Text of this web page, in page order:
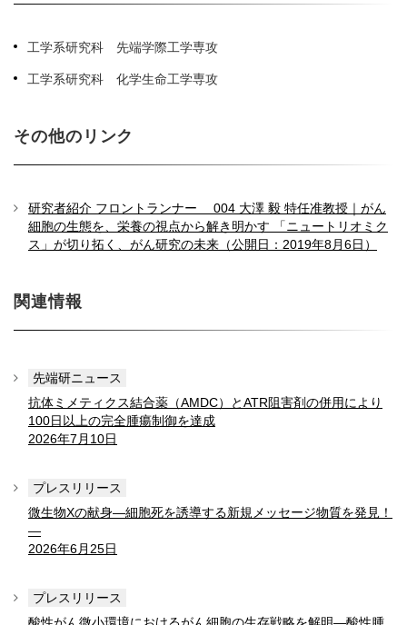
工学系研究科 先端学際工学専攻
工学系研究科 化学生命工学専攻
その他のリンク
研究者紹介 フロントランナー 004 大澤 毅 特任准教授｜がん
細胞の生態を、栄養の視点から解き明かす 「ニュートリオミク
ス」が切り拓く、がん研究の未来（公開日：2019年8月6日）
関連情報
先端研ニュース
抗体ミメティクス結合薬（AMDC）とATR阻害剤の併用により
100日以上の完全腫瘍制御を達成
2026年7月10日
プレスリリース
微生物Xの献身―細胞死を誘導する新規メッセージ物質を発見！
―
2026年6月25日
プレスリリース